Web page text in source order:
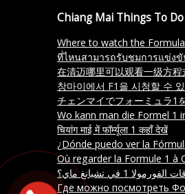
Chiang Mai Things To Do
ที่ไหนสามารถรับชมการแข่งขันฟอร์มูล่าวัน
在清迈哪里可以观看一级方程
창마이에서 F1을 시청할 수 있는
チェンマイでフォーミュラ1を観る場所はどこですか？ (Chemai de
Wo kann man die Formel 1 in
चियांग माई में फॉर्म्यूला 1 कहाँ देखें
¿Dónde puedo ver la Fórmula 1
Où regarder la Formule 1 à
1 في تشيانغ ماي؟
Где можно посмотреть